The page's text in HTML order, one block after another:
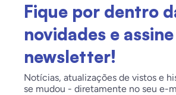
Fique por dentro
novidades e
newsletter!
Notícias, atualizações de vistos e
se mudou - diretamente no seu e-